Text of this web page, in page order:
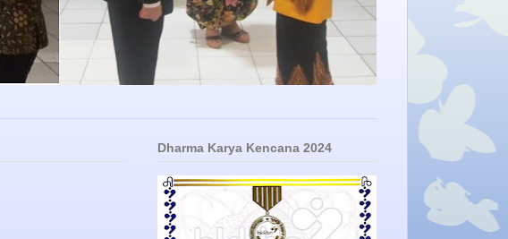
Dharma Karya Kencana 2024